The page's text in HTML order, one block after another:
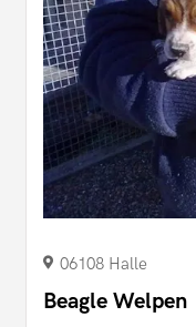
06108 Halle
Beagle Welpen